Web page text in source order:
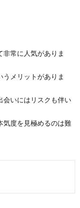
常に人気がありま
メリットがありま
いにはリスクも伴い
度を見極めるのは難